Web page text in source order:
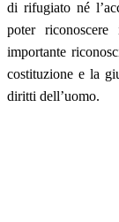
di rifugiato né
poter
importante
costituzione e la
diritti dell’uomo.